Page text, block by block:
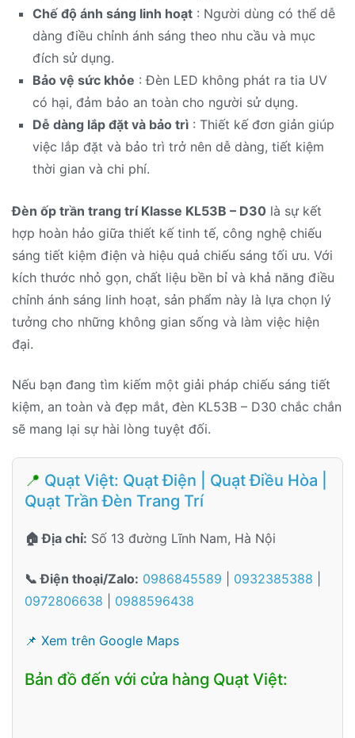
Chế độ ánh sáng linh hoạt: Người dùng có thể dễ
dàng điều chỉnh ánh sáng theo nhu cầu và mục
đích sử dụng.
Bảo vệ sức khỏe : Đèn LED không phát ra tia UV
có hại, đảm bảo an toàn cho người sử dụng.
Dễ dàng lắp đặt và bảo trì: Thiết kế đơn giản giúp
việc lắp đặt và bảo trì trở nên dễ dàng, tiết kiệm
thời gian và chi phí.
Đèn ốp trần trang trí Klasse KL53B – D30 là sự kết
hợp hoàn hảo giữa thiết kế tinh tế, công nghệ chiếu
sáng tiết kiệm điện và hiệu quả chiếu sáng tối ưu. Với
kích thước nhỏ gọn, chất liệu bền bỉ và khả năng điều
chỉnh ánh sáng linh hoạt, sản phẩm này là lựa chọn lý
tưởng cho những không gian sống và làm việc hiện
đại.
Nếu bạn đang tìm kiếm một giải pháp chiếu sáng tiết
kiệm, an toàn và đẹp mắt, đèn KL53B – D30 chắc chắn
sẽ mang lại sự hài lòng tuyệt đối.
📍 Quạt Việt: Quạt Điện | Quạt Điều Hòa |
Quạt Trần Đèn Trang Trí
🏠 Địa chỉ: Số 13 đường Lĩnh Nam, Hà Nội
📞 Điện thoại/Zalo: 0986845589 0932385388
0972806638
0988596438
📌 Xem trên Google Maps
Bản đồ đến với cửa hàng Quạt Việt: